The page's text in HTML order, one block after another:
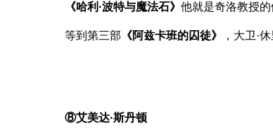
《哈利·波特与魔法石》他就是奇洛教授
等到第三部 《阿兹卡班的囚徒》 ，大卫·
⑧艾美达·斯丹顿